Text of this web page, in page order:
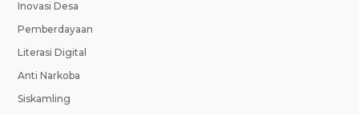
Inovasi Desa
Pemberdayaan
Literasi Digital
Anti Narkoba
Siskamling